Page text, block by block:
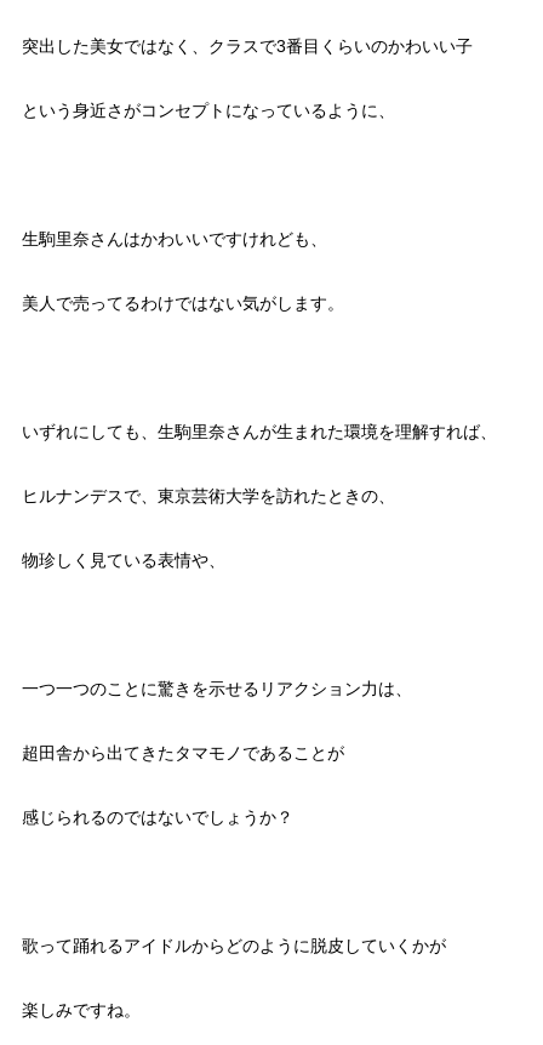
突出した美女ではなく、クラスで3番目くらいのかわいい子
という身近さがコンセプトになっているように、
生駒里奈さんはかわいいですけれども、
美人で売ってるわけではない気がします。
いずれにしても、生駒里奈さんが生まれた環境を理解すれば、
ヒルナンデスで、東京芸術大学を訪れたときの、
物珍しく見ている表情や、
一つ一つのことに驚きを示せるリアクション力は、
超田舎から出てきたタマモノであることが
感じられるのではないでしょうか？
歌って踊れるアイドルからどのように脱皮していくかが
楽しみですね。